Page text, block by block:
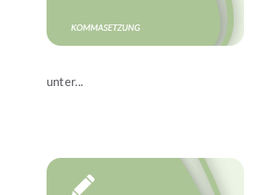
unter...
Jetzt lesen